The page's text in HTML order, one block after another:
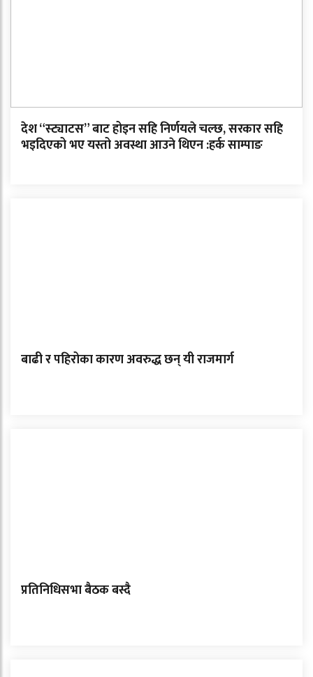
देश “स्ट्याटस” बाट होइन सहि निर्णयले चल्छ, सरकार सहि
भइदिएको भए यस्तो अवस्था आउने थिएन :हर्क साम्पाङ
बाढी र पहिरोका कारण अवरुद्ध छन् यी राजमार्ग
प्रतिनिधिसभा बैठक बस्दै